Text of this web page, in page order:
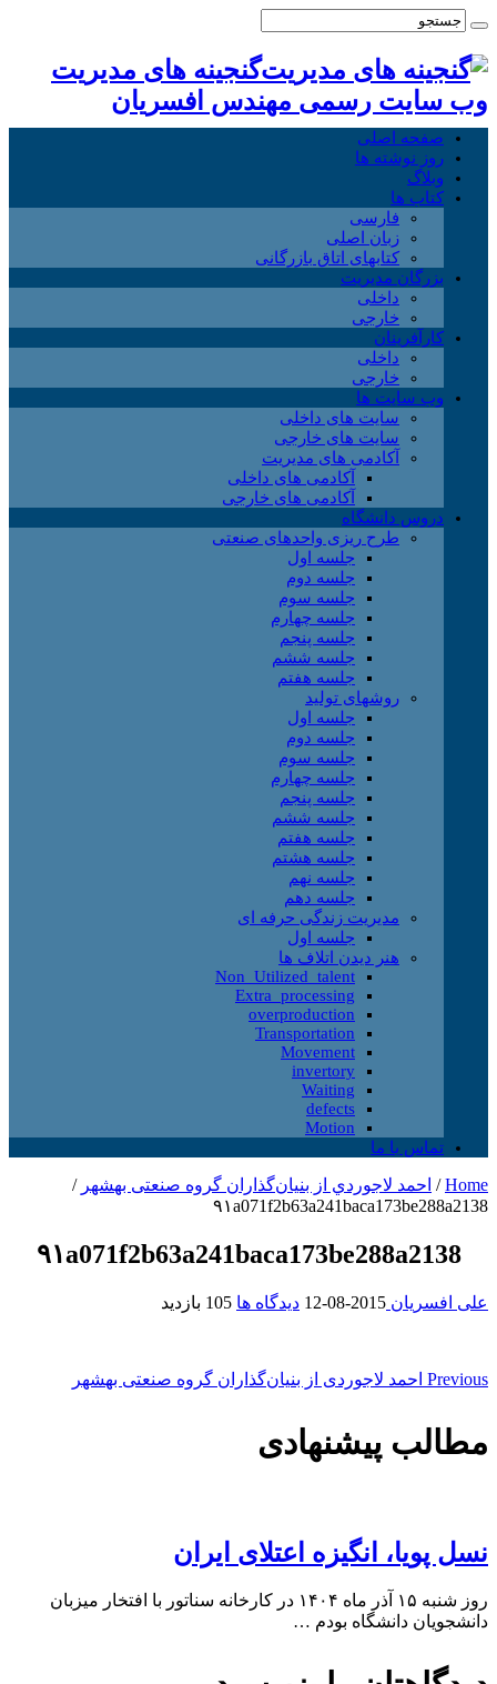
گنجینه های مدیریت
وب سایت رسمی مهندس افسریان
صفحه اصلی
روز نوشته ها
وبلاگ
کتاب ها
فارسی
زبان اصلی
کتابهای اتاق بازرگانی
بزرگان مدیریت
داخلی
خارجی
کارآفرینان
داخلی
خارجی
وب سایت ها
سایت های داخلی
سایت های خارجی
آکادمی های مدیریت
آکادمی های داخلی
آکادمی های خارجی
دروس دانشگاه
طرح ریزی واحدهای صنعتی
جلسه اول
جلسه دوم
جلسه سوم
جلسه چهارم
جلسه پنجم
جلسه ششم
جلسه هفتم
روشهای تولید
جلسه اول
جلسه دوم
جلسه سوم
جلسه چهارم
جلسه پنجم
جلسه ششم
جلسه هفتم
جلسه هشتم
جلسه نهم
جلسه دهم
مدیریت زندگی حرفه ای
جلسه اول
هنر دیدن اتلاف ها
Non_Utilized_talent
Extra_processing
overproduction
Transportation
Movement
invertory
Waiting
defects
Motion
تماس با ما
Home
/ احمد لاجوردي از بنیان‌گذاران گروه صنعتی بهشهر /
۹۱a071f2b63a241baca173be288a2138
۹۱a071f2b63a241baca173be288a2138
علی افسریان 2015-08-12 دیدگاه ها 105 بازدید
Previous احمد لاجوردی از بنیان‌گذاران گروه صنعتی بهشهر
مطالب پیشنهادی
نسل پویا، انگیزه اعتلای ایران
روز شنبه ۱۵ آذر ماه ۱۴۰۴ در کارخانه سناتور با افتخار میزبان
دانشجویان دانشگاه بودم …